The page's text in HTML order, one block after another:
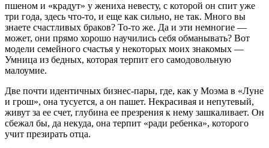
пшеном и «крадут» у жениха невесту, с которой он спит уже
три года, здесь что-то, и еще как сильно, не так. Много вы
знаете счастливых браков? То-то же. Да и эти немногие —
может, они прямо хорошо научились себя обманывать? Вот
модели семейного счастья у некоторых моих знакомых —
Умница из бедных, которая терпит его самодовольную
малоумие.
Две почти идентичных бизнес-пары, где, как у Моэма в «Луне
и грош», она тусуется, а он пашет. Некрасивая и непутевый,
живут за ее счет, глубина ее презрения к нему зашкаливает. Он
сбежал бы, да некуда, она терпит «ради ребенка», которого
учит презирать отца.